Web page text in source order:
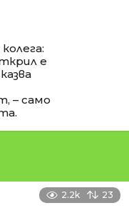
е
– само
2.2k 23